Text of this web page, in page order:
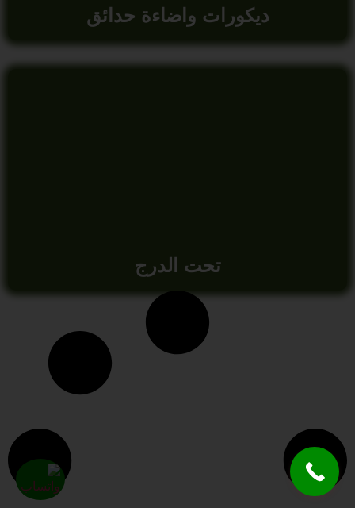
ديكورات واضاءة حدائق
تحت الدرج